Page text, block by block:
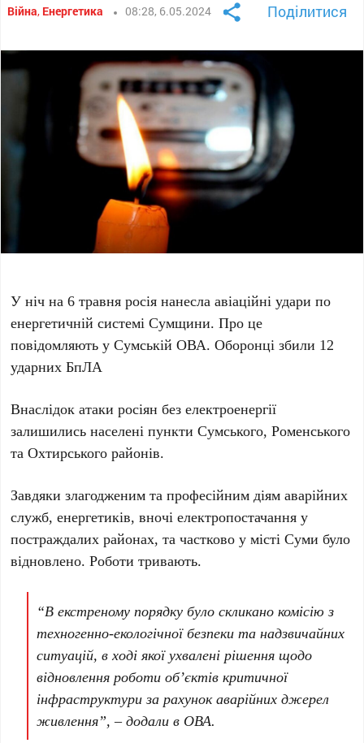
Війна, Енергетика 08:28, 6.05.2024 Поділитися
У ніч на 6 травня росія нанесла авіаційні удари по
енергетичній системі Сумщини. Про це
повідомляють у Сумській ОВА. Оборонці збили 12
ударних БпЛА
Внаслідок атаки росіян без електроенергії
залишились населені пункти Сумського, Роменського
та Охтирського районів.
Завдяки злагодженим та професійним діям аварійних
служб, енергетиків, вночі електропостачання у
постраждалих районах, та частково у місті Суми було
відновлено. Роботи тривають.
“В екстреному порядку було скликано комісію з
техногенно-екологічної безпеки та надзвичайних
ситуацій, в ході якої ухвалені рішення щодо
відновлення роботи об’єктів критичної
інфраструктури за рахунок аварійних джерел
живлення”, – додали в ОВА.